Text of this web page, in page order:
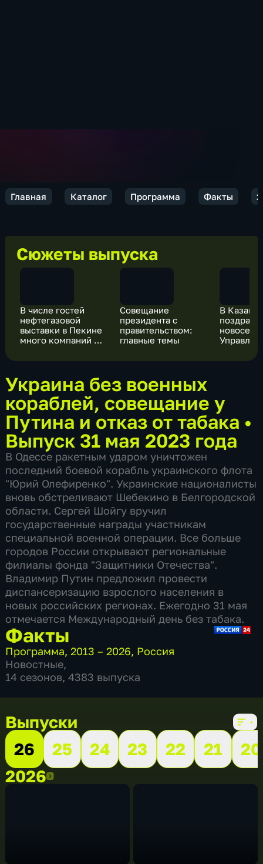
Главная Каталог Программа Факты
Сюжеты выпуска
В числе гостей
нефтегазовой
выставки в Пекине
много компаний из
Совещание
президента с
правительством:
главные темы
В Казани
Украина без военных
кораблей, совещание у
Путина и отказ от табака •
Выпуск 31 мая 2023 года
В Одессе ракетным ударом уничтожен
последний боевой корабль украинского флота
"Юрий Олефиренко". Украинские националисты
вновь обстреливают Шебекино в Белгородской
области. Сергей Шойгу вручил
государственные награды участникам
специальной военной операции. Все больше
городов России открывают региональные
филиалы фонда "Защитники Отечества".
Владимир Путин предложил провести
диспансеризацию взрослого населения в
новых российских регионах. Ежегодно 31 мая
отмечается Международный день без табака.
Факты
Программа,2013 – 2026, Россия
Новостные,
14 сезонов, 4383 выпуска
Выпуски
26
25 24 23 22 21
20
20262026